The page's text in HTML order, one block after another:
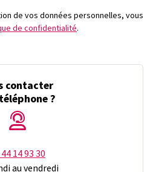
de vos données personnelles, vous
de confidentialité.
contacter
?
14 93 30
au vendredi